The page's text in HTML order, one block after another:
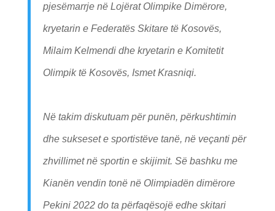
pjesëmarrje në Lojërat Olimpike Dimërore,
kryetarin e Federatës Skitare të Kosovës,
Milaim Kelmendi dhe kryetarin e Komitetit
Olimpik të Kosovës, Ismet Krasniqi.
Në takim diskutuam për punën, përkushtimin
dhe sukseset e sportistëve tanë, në veçanti për
zhvillimet në sportin e skijimit. Së bashku me
Kianën vendin tonë në Olimpiadën dimërore
Pekini 2022 do ta përfaqësojë edhe skitari